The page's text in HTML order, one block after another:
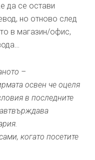
да се остави
но отново след
в магазин/офис,
–
освен че оцеля
в последните
когато посетите